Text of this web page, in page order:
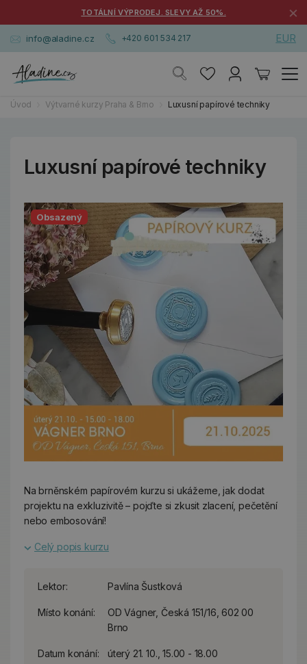
TOTÁLNÍ VÝPRODEJ. SLEVY AŽ 50%. ×
info@aladine.cz +420 601 534 217 EUR
Úvod Výtvarné kurzy Praha & Brno Luxusní papírové techniky
Luxusní papírové techniky
Obsazený
Na brněnském papírovém kurzu si ukážeme, jak dodat
projektu na exkluzivitě – pojďte si zkusit zlacení, pečetění
nebo embosování!
Celý popis kurzu
Lektor: Pavlína Šustková
Místo konání:
OD Vágner, Česká 151/16, 602 00
Brno
Datum konání: úterý 21. 10., 15.00 - 18.00